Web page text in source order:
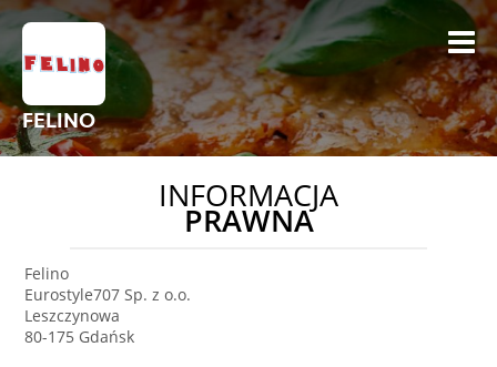
FELINO
INFORMACJA
PRAWNA
Felino
Eurostyle707 Sp. z o.o.
Leszczynowa
80-175 Gdańsk